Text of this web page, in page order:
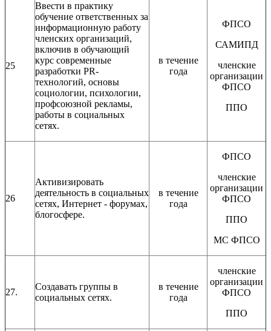
25
Ввести в практику
обучение ответственных за
информационную работу
членских организаций,
включив в обучающий
курс современные
разработки PR-
технологий, основы
социологии, психологии,
профсоюзной рекламы,
работы в социальных
сетях.
в течение
года
ФПСО
САМИПД
членские
организации
ФПСО
ППО
26
Активизировать
деятельность в социальных
сетях, Интернет - форумах,
блогосфере.
в течение
года
ФПСО
членские
организации
ФПСО
ППО
МС ФПСО
27.
Создавать группы в
социальных сетях.
в течение
года
членские
организации
ФПСО
ППО